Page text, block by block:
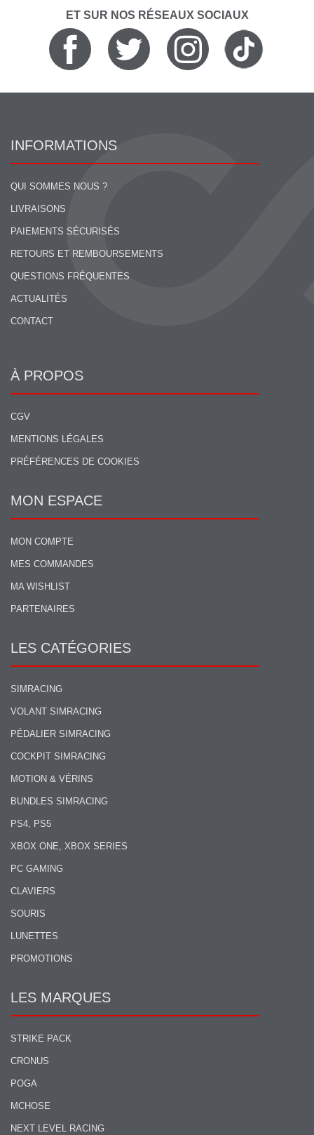
ET SUR NOS RÉSEAUX SOCIAUX
INFORMATIONS
QUI SOMMES NOUS ?
LIVRAISONS
PAIEMENTS SÉCURISÉS
RETOURS ET REMBOURSEMENTS
QUESTIONS FRÉQUENTES
ACTUALITÉS
CONTACT
À PROPOS
CGV
MENTIONS LÉGALES
PRÉFÉRENCES DE COOKIES
MON ESPACE
MON COMPTE
MES COMMANDES
MA WISHLIST
PARTENAIRES
LES CATÉGORIES
SIMRACING
VOLANT SIMRACING
PÉDALIER SIMRACING
COCKPIT SIMRACING
MOTION & VÉRINS
BUNDLES SIMRACING
PS4, PS5
XBOX ONE, XBOX SERIES
PC GAMING
CLAVIERS
SOURIS
LUNETTES
PROMOTIONS
LES MARQUES
STRIKE PACK
CRONUS
POGA
MCHOSE
NEXT LEVEL RACING